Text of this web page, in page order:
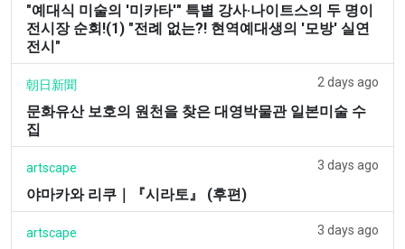
"예대식 미술의 '미카타'" 특별 강사·나이트스의 두 명이
전시장 순회!(1) "전례 없는?! 현역예대생의 '모방' 실연
전시"
朝日新聞 2 days ago
문화유산 보호의 원천을 찾은 대영박물관 일본미술 수
집
artscape 3 days ago
야마카와 리쿠｜『시라토』 (후편)
artscape 3 days ago